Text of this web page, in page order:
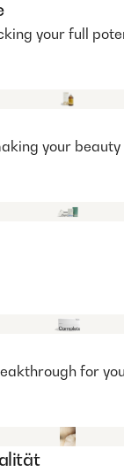
your full
your beauty
for